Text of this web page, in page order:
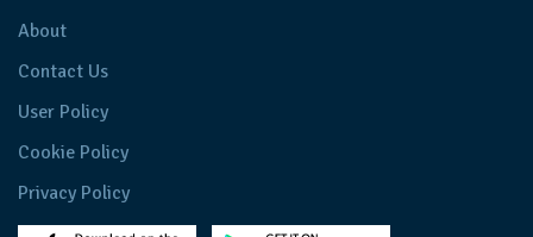
About
Contact Us
User Policy
Cookie Policy
Privacy Policy